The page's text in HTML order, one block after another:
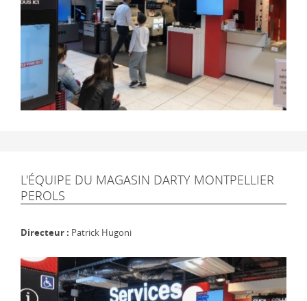
L'ÉQUIPE DU MAGASIN DARTY MONTPELLIER
PEROLS
Directeur : Patrick Hugoni